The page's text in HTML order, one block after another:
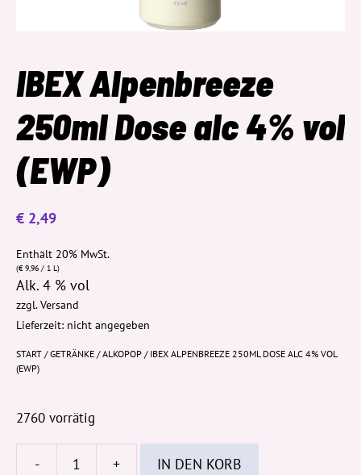
IBEX Alpenbreeze
250ml Dose alc 4% vol
(EWP)
€ 2,49
Enthält 20% MwSt.
(€9,96 / 1 L)
Alk. 4 % vol
zzgl.Versand
Lieferzeit: nicht angegeben
START /GETRÄNKE /ALKOPOP / IBEX ALPENBREEZE 250ML DOSE ALC 4% VOL
(EWP)
2760 vorrätig
- + IN DEN KORB